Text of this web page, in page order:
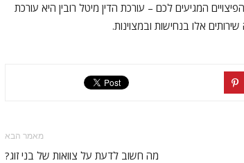
המגיעים לכם – עורכת הדין מיטל רובין היא עורכת
אלו בנחישות ובמצוינות.
מאמר הבא
מה חשוב לדעת על צוואות של בני זוג?